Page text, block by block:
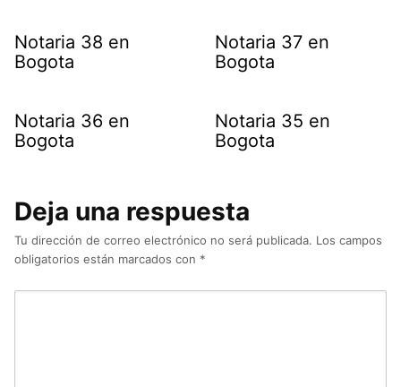
Notaria 38 en
Bogota
Notaria 37 en
Bogota
Notaria 36 en
Bogota
Notaria 35 en
Bogota
Deja una respuesta
Tu dirección de correo electrónico no será publicada. Los campos
obligatorios están marcados con *